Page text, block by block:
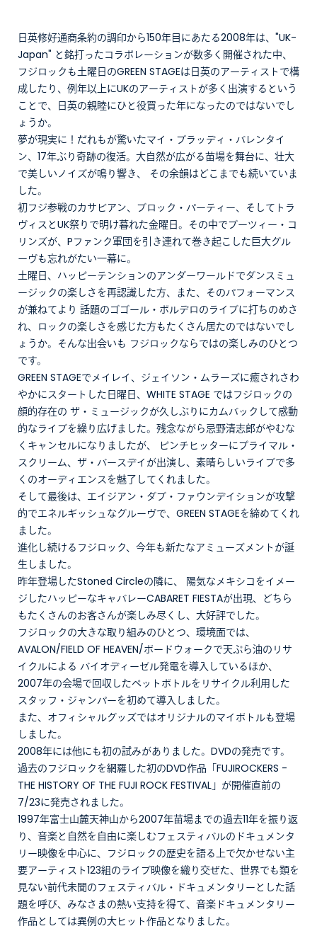
日英修好通商条約の調印から150年目にあたる2008年は、"UK-
Japan" と銘打ったコラボレーションが数多く開催された中、
フジロックも土曜日のGREEN STAGEは日英のアーティストで構
成したり、例年以上にUKのアーティストが多く出演するという
ことで、日英の親睦にひと役買った年になったのではないでし
ょうか。
夢が現実に！だれもが驚いたマイ・ブラッディ・バレンタイ
ン、17年ぶり奇跡の復活。大自然が広がる苗場を舞台に、壮大
で美しいノイズが鳴り響き、 その余韻はどこまでも続いていま
した。
初フジ参戦のカサビアン、ブロック・パーティー、そしてトラ
ヴィスとUK祭りで明け暮れた金曜日。その中でブーツィー・コ
リンズが、Pファンク軍団を引き連れて巻き起こした巨大グル
ーヴも忘れがたい一幕に。
土曜日、ハッピーテンションのアンダーワールドでダンスミュ
ージックの楽しさを再認識した方、また、そのパフォーマンス
が兼ねてより 話題のゴゴール・ボルデロのライブに打ちのめさ
れ、ロックの楽しさを感じた方もたくさん居たのではないでし
ょうか。そんな出会いも フジロックならではの楽しみのひとつ
です。
GREEN STAGEでメイレイ、ジェイソン・ムラーズに癒されさわ
やかにスタートした日曜日、WHITE STAGE ではフジロックの
顔的存在の ザ・ミュージックが久しぶりにカムバックして感動
的なライブを繰り広げました。残念ながら忌野清志郎がやむな
くキャンセルになりましたが、 ピンチヒッターにプライマル・
スクリーム、ザ・バースデイが出演し、素晴らしいライブで多
くのオーディエンスを魅了してくれました。
そして最後は、エイジアン・ダブ・ファウンデイションが攻撃
的でエネルギッシュなグルーヴで、GREEN STAGEを締めてくれ
ました。
進化し続けるフジロック、今年も新たなアミューズメントが誕
生しました。
昨年登場したStoned Circleの隣に、 陽気なメキシコをイメー
ジしたハッピーなキャバレーCABARET FIESTAが出現、どちら
もたくさんのお客さんが楽しみ尽くし、大好評でした。
フジロックの大きな取り組みのひとつ、環境面では、
AVALON/FIELD OF HEAVEN/ボードウォークで天ぷら油のリサ
イクルによる バイオディーゼル発電を導入しているほか、
2007年の会場で回収したペットボトルをリサイクル利用した
スタッフ・ジャンパーを初めて導入しました。
また、オフィシャルグッズではオリジナルのマイボトルも登場
しました。
2008年には他にも初の試みがありました。DVDの発売です。
過去のフジロックを網羅した初のDVD作品「FUJIROCKERS -
THE HISTORY OF THE FUJI ROCK FESTIVAL」が開催直前の
7/23に発売されました。
1997年富士山麓天神山から2007年苗場までの過去11年を振り返
り、音楽と自然を自由に楽しむフェスティバルのドキュメンタ
リー映像を中心に、フジロックの歴史を語る上で欠かせない主
要アーティスト123組のライブ映像を織り交ぜた、世界でも類を
見ない前代未聞のフェスティバル・ドキュメンタリーとした話
題を呼び、みなさまの熱い支持を得て、音楽ドキュメンタリー
作品としては異例の大ヒット作品となりました。